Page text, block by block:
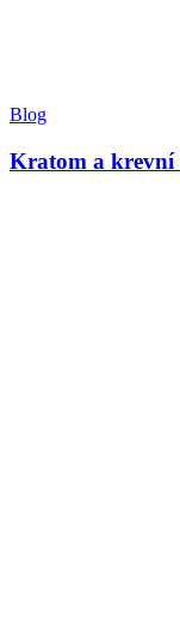
Blog
Kratom a krevní